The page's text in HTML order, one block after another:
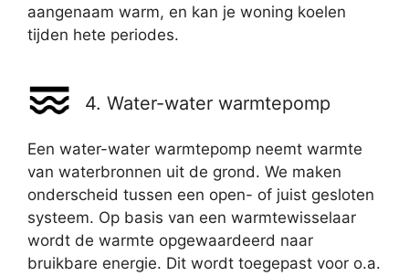
aangenaam warm, en kan je woning koelen
tijden hete periodes.
4. Water-water warmtepomp
Een water-water warmtepomp neemt warmte
van waterbronnen uit de grond. We maken
onderscheid tussen een open- of juist gesloten
systeem. Op basis van een warmtewisselaar
wordt de warmte opgewaardeerd naar
bruikbare energie. Dit wordt toegepast voor o.a.